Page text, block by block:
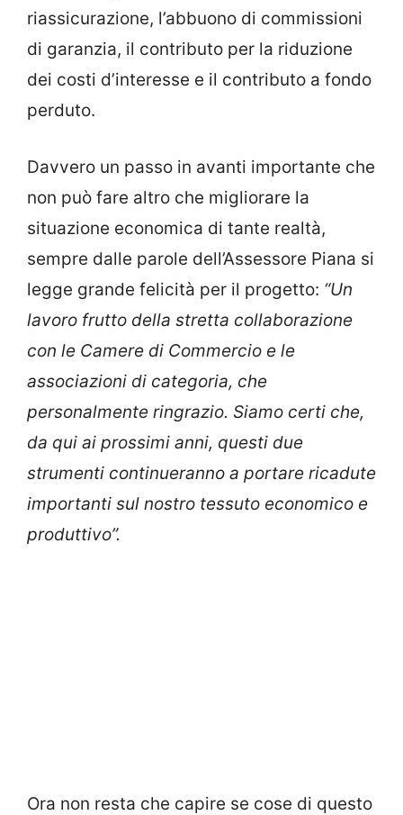
riassicurazione, l’abbuono di commissioni
di garanzia, il contributo per la riduzione
dei costi d’interesse e il contributo a fondo
perduto.
Davvero un passo in avanti importante che
non può fare altro che migliorare la
situazione economica di tante realtà,
sempre dalle parole dell’Assessore Piana si
legge grande felicità per il progetto: “Un
lavoro frutto della stretta collaborazione
con le Camere di Commercio e le
associazioni di categoria, che
personalmente ringrazio. Siamo certi che,
da qui ai prossimi anni, questi due
strumenti continueranno a portare ricadute
importanti sul nostro tessuto economico e
produttivo”.
Ora non resta che capire se cose di questo